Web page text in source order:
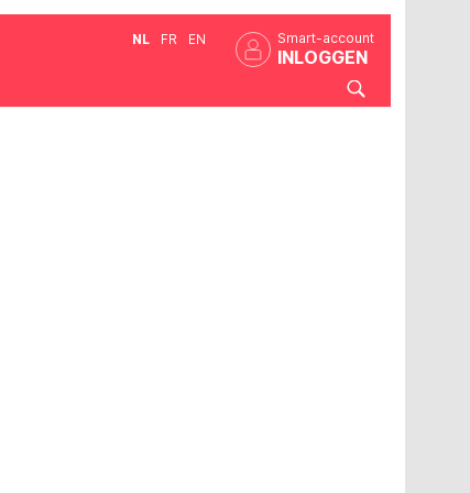
Smart-account
INLOGGEN
NL FR EN